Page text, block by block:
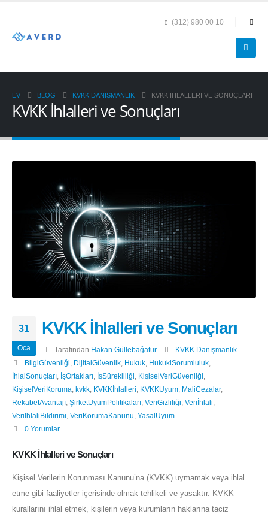
(312) 980 00 10
EV BLOG KVKK DANIŞMANLIK KVKK İHLALLERI VE SONUÇLARI
KVKK İhlalleri ve Sonuçları
31
Oca
KVKK İhlalleri ve Sonuçları
Tarafından Hakan Güllebağatur
KVKK Danışmanlık
BilgiGüvenliği
DijitalGüvenlik, Hukuk, HukukiSorumluluk,
İhlalSonuçları İşOrtakları İşSürekliliği KişiselVeriGüvenliği
KişiselVeriKoruma kvkk KVKKİhlalleri KVKKUyum MaliCezalar,
RekabetAvantajı ŞirketUyumPolitikaları VeriGizliliği Veriİhlali
VeriİhlaliBildirimi VeriKorumaKanunu YasalUyum
0 Yorumlar
KVKK İhlalleri ve Sonuçları
Kişisel Verilerin Korunması Kanunu’na (KVKK) uymamak veya ihlal
etme gibi faaliyetler içerisinde olmak tehlikeli ve yasaktır. KVKK
kurallarını ihlal etmek, kişilerin veya kurumların haklarına taciz